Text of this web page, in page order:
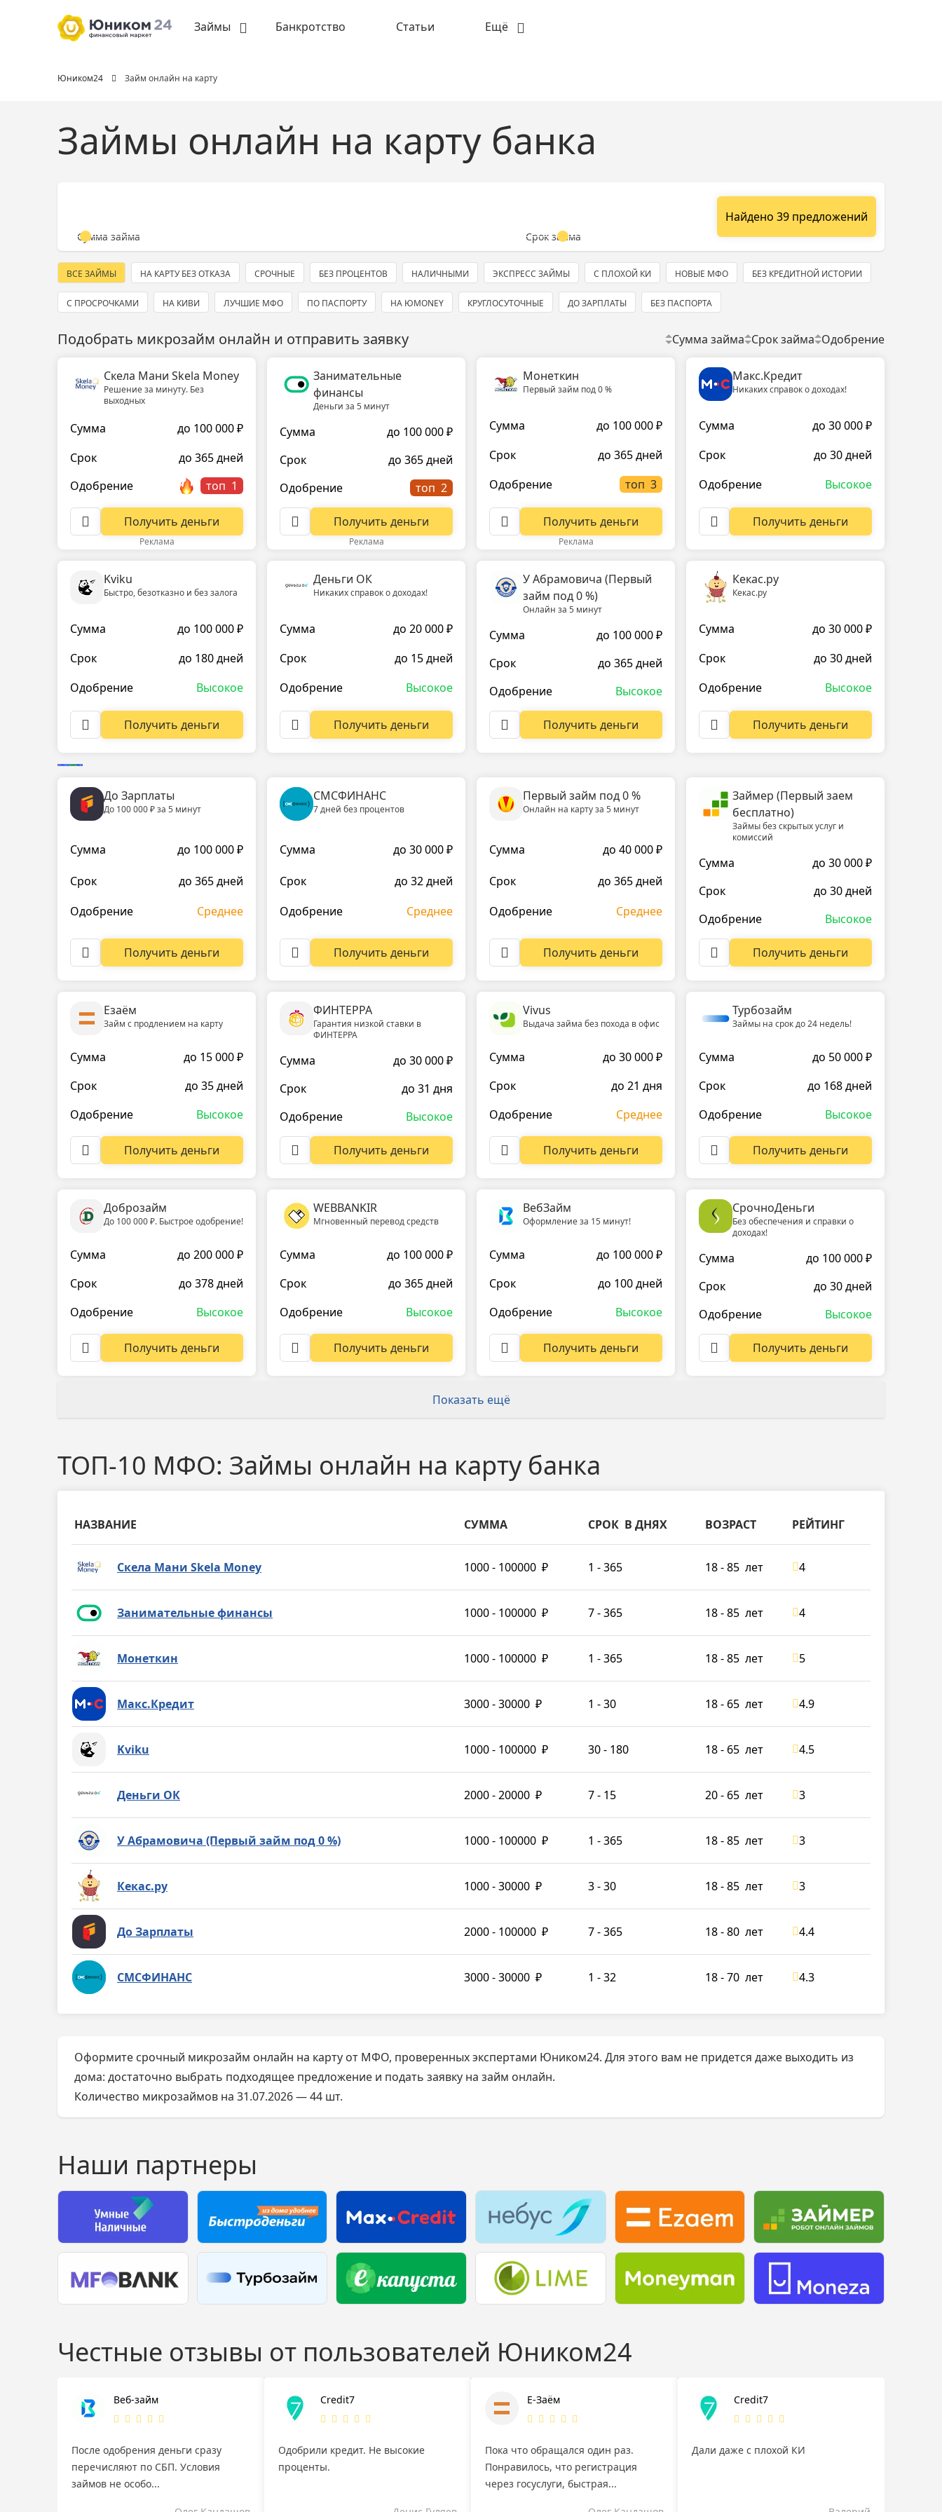
Займы Банкротство Статьи Ещё
Юником24 Займ онлайн на карту
Займы онлайн на карту банка
Сумма займа Срок займа
Найдено 39 предложений
ВСЕ ЗАЙМЫ НА КАРТУ БЕЗ ОТКАЗА СРОЧНЫЕ БЕЗ ПРОЦЕНТОВ НАЛИЧНЫМИ ЭКСПРЕСС ЗАЙМЫ С ПЛОХОЙ КИ НОВЫЕ МФО БЕЗ КРЕДИТНОЙ ИСТОРИИ
С ПРОСРОЧКАМИ НА КИВИ ЛУЧШИЕ МФО ПО ПАСПОРТУ НА ЮMONEY КРУГЛОСУТОЧНЫЕ ДО ЗАРПЛАТЫ БЕЗ ПАСПОРТА
Подобрать микрозайм онлайн и отправить заявку Сумма займа Срок займа Одобрение
Скела Мани Skela Money
Решение за минуту. Без
выходных
Сумма
до 100 000 ₽
Срок
до 365 дней
Одобрение
топ
Получить деньги
Реклама
Занимательные
финансы
Деньги за 5 минут
Сумма
до 100 000 ₽
Срок
до 365 дней
Одобрение
топ
Получить деньги
Реклама
Монеткин
Первый займ под 0 %
Сумма
до 100 000 ₽
Срок
до 365 дней
Одобрение
топ
Получить деньги
Реклама
Макс.Кредит
Никаких справок о доходах!
Сумма
до 30 000 ₽
Срок
до 30 дней
Одобрение
Высокое
Получить деньги
Kviku
Быстро, безотказно и без залога
Сумма
до 100 000 ₽
Срок
до 180 дней
Одобрение
Высокое
Получить деньги
Деньги ОК
Никаких справок о доходах!
Сумма
до 20 000 ₽
Срок
до 15 дней
Одобрение
Высокое
Получить деньги
У Абрамовича (Первый
займ под 0 %)
Онлайн за 5 минут
Сумма
до 100 000 ₽
Срок
до 365 дней
Одобрение
Высокое
Получить деньги
Кекас.ру
Кекас.ру
Сумма
до 30 000 ₽
Срок
до 30 дней
Одобрение
Высокое
Получить деньги
До Зарплаты
До 100 000 ₽ за 5 минут
Сумма до 100 000 ₽
Срок
до 365 дней
Одобрение
Среднее
Получить деньги
СМСФИНАНС
7 дней без процентов
Сумма до 30 000 ₽
Срок
до 32 дней
Одобрение
Среднее
Получить деньги
Первый займ под 0 %
Онлайн на карту за 5 минут
Сумма до 40 000 ₽
Срок
до 365 дней
Одобрение
Среднее
Получить деньги
Займер (Первый заем
бесплатно)
Займы без скрытых услуг и
комиссий
Сумма
до 30 000 ₽
Срок
до 30 дней
Одобрение
Высокое
Получить деньги
Езаём
Займ с продлением на карту
Сумма
до 15 000 ₽
Срок
до 35 дней
Одобрение
Высокое
Получить деньги
ФИНТЕРРА
Гарантия низкой ставки в
ФИНТЕРРА
Сумма
до 30 000 ₽
Срок
до 31 дня
Одобрение
Высокое
Получить деньги
Vivus
Выдача займа без похода в офис
Сумма
до 30 000 ₽
Срок
до 21 дня
Одобрение
Среднее
Получить деньги
Турбозайм
Займы на срок до 24 недель!
Сумма
до 50 000 ₽
Срок
до 168 дней
Одобрение
Высокое
Получить деньги
Доброзайм
До 100 000 ₽. Быстрое одобрение!
Сумма
до 200 000 ₽
Срок
до 378 дней
Одобрение
Высокое
Получить деньги
WEBBANKIR
Мгновенный перевод средств
Сумма
до 100 000 ₽
Срок
до 365 дней
Одобрение
Высокое
Получить деньги
ВебЗайм
Оформление за 15 минут!
Сумма
до 100 000 ₽
Срок
до 100 дней
Одобрение
Высокое
Получить деньги
СрочноДеньги
Без обеспечения и справки о
доходах!
Сумма
до 100 000 ₽
Срок
до 30 дней
Одобрение
Высокое
Получить деньги
Показать ещё
ТОП-10 МФО: Займы онлайн на карту банка
НАЗВАНИЕ СУММА СРОК В ДНЯХ ВОЗРАСТ РЕЙТИНГ
Скела Мани Skela Money 1000 - 100000 ₽ 1 - 365 18 - 85 лет 4
Занимательные финансы 1000 - 100000 ₽ 7 - 365 18 - 85 лет 4
Монеткин 1000 - 100000 ₽ 1 - 365 18 - 85 лет 5
Макс.Кредит 3000 - 30000 ₽ 1 - 30 18 - 65 лет 4.9
Kviku 1000 - 100000 ₽ 30 - 180 18 - 65 лет 4.5
Деньги ОК 2000 - 20000 ₽ 7 - 15 20 - 65 лет 3
У Абрамовича (Первый займ под 0 %) 1000 - 100000 ₽ 1 - 365 18 - 85 лет 3
Кекас.ру 1000 - 30000 ₽ 3 - 30 18 - 85 лет 3
До Зарплаты 2000 - 100000 ₽ 7 - 365 18 - 80 лет 4.4
СМСФИНАНС 3000 - 30000 ₽ 1 - 32 18 - 70 лет 4.3
Оформите срочный микрозайм онлайн на карту от МФО, проверенных экспертами Юником24. Для этого вам не придется даже выходить из
дома: достаточно выбрать подходящее предложение и подать заявку на займ онлайн.
Количество микрозаймов на 31.07.2026 — 44 шт.
Наши партнеры
Честные отзывы от пользователей Юником24
Веб-займ
После одобрения деньги сразу
перечисляют по СБП. Условия
займов не особо...
Credit7
Одобрили кредит. Не высокие
проценты.
Е-Заём
Пока что обращался один раз.
Понравилось, что регистрация
через госуслуги, быстрая...
Credit7
Дали даже с плохой КИ